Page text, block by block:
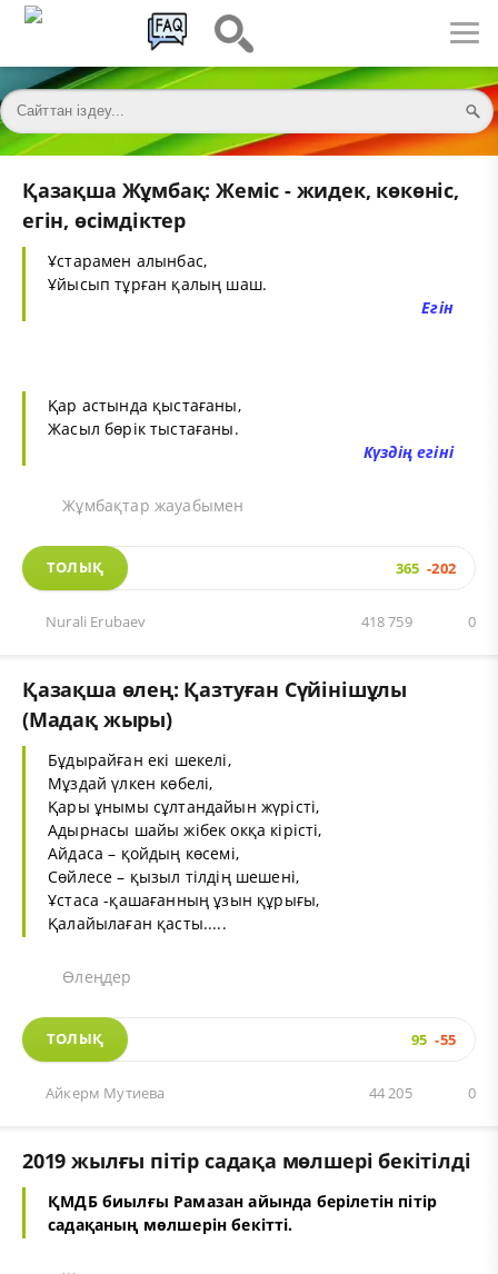
Қазақша Жұмбақ: Жеміс - жидек, көкөніс,
егін, өсімдіктер
Ұстарамен алынбас,
Ұйысып тұрған қалың шаш.
Егін
Қар астында қыстағаны,
Жасыл бөрік тыстағаны.
Күздің егіні
Жұмбақтар жауабымен
ТОЛЫҚ 365 -202
Nurali Erubaev 0
418 759
Қазақша өлең: Қазтуған Сүйінішұлы
(Мадақ жыры)
Бұдырайған екі шекелі,
Мұздай үлкен көбелі,
Қары ұнымы сұлтандайын жүрісті,
Адырнасы шайы жібек окқа кірісті,
Айдаса – қойдың көсемі,
Сөйлесе – қызыл тілдің шешені,
Ұстаса -қашағанның ұзын құрығы,
Қалайылаған қасты.....
Өлеңдер
ТОЛЫҚ 95 -55
Айкерм Мутиева 0
44 205
2019 жылғы пітір садақа мөлшері бекітілді
ҚМДБ биылғы Рамазан айында берілетін пітір
садақаның мөлшерін бекітті.